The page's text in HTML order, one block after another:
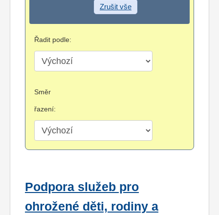
Zrušit vše
Řadit podle:
Směr
řazení:
Podpora služeb pro
ohrožené děti, rodiny a